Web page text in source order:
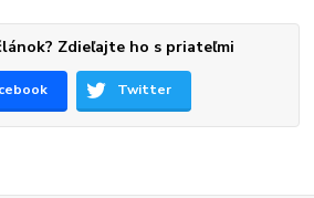
Zdieľajte ho s priateľmi
Twitter